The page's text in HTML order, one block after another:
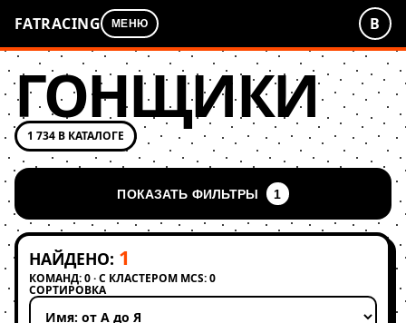
FATRACING МЕНЮ В
ГОНЩИКИ
1 734 В КАТАЛОГЕ
ПОКАЗАТЬ ФИЛЬТРЫ 1
НАЙДЕНО: 1
КОМАНД: 0 · С КЛАСТЕРОМ MCS: 0
СОРТИРОВКА
Применить сортировку